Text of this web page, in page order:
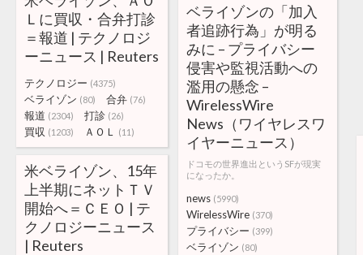
Ｌに買収・合弁打診
＝報道 | テクノロジ
ーニュース | Reuters
テクノロジー (4375)
ベライゾン (80) 合弁 (76)
報道 (2304) 打診 (26)
買収 (1203) ＡＯＬ (11)
ベライゾンの「加入
者追跡行為」が明る
みに – プライバシー
侵害や監視活動への
濫用の懸念 –
WirelessWire
News（ワイヤレスワ
イヤーニュース）
ドコモの世界進出というSFが現実
になったか。
news (5990)
WirelessWire (370)
プライバシー (399)
ベライゾン (80)
米ベライゾン、15年
上半期にネットＴＶ
開始へ＝ＣＥＯ | テ
クノロジーニュース
| Reuters